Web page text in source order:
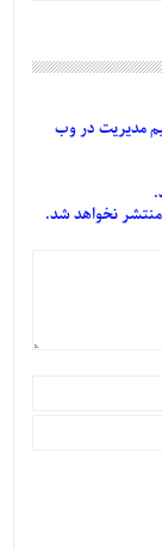
مدیریت در وب
منتشر نخواهد شد.